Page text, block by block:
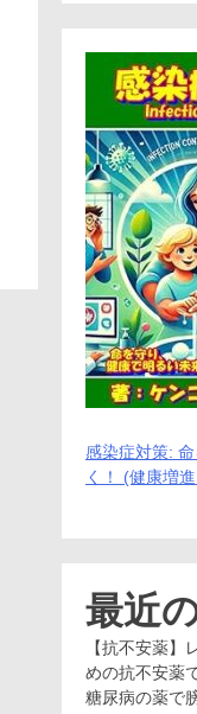
感染症対策:
く！ (健康増
最近
【抗不安薬】
めの抗不安薬
糖尿病の薬で